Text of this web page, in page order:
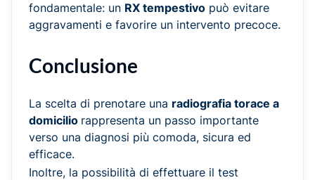
fondamentale: un RX tempestivo può evitare
aggravamenti e favorire un intervento precoce.
Conclusione
La scelta di prenotare una radiografia torace a
domicilio rappresenta un passo importante
verso una diagnosi più comoda, sicura ed
efficace.
Inoltre, la possibilità di effettuare il test